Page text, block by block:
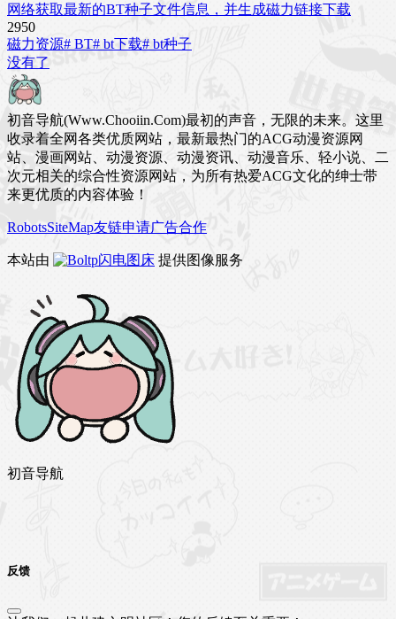
网络获取最新的BT种子文件信息，并生成磁力链接下载
2950
磁力资源# BT# bt下载# bt种子
没有了
初音导航(Www.Chooiin.Com)最初的声音，无限的未来。这里
收录着全网各类优质网站，最新最热门的ACG动漫资源网
站、漫画网站、动漫资源、动漫资讯、动漫音乐、轻小说、二
次元相关的综合性资源网站，为所有热爱ACG文化的绅士带
来更优质的内容体验！
RobotsSiteMap友链申请广告合作
本站由 闪电图床 提供图像服务
初音导航
反馈